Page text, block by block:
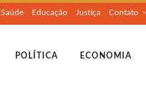
Saúde Educação Justiça Contato
POLÍTICA ECONOMIA